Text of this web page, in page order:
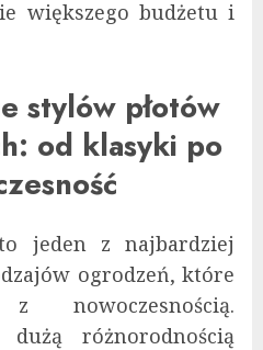
większego budżetu i
stylów płotów
od klasyki po
jeden z najbardziej
ogrodzeń, które
nowoczesnością.
różnorodnością